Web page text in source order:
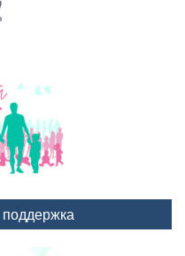
поддержка